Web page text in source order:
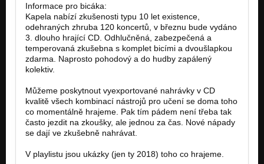
Informace pro bicáka:
Kapela nabízí zkušenosti typu 10 let existence,
odehraných zhruba 120 koncertů, v březnu bude vydáno
3. dlouho hrající CD. Odhlučněná, zabezpečená a
temperovaná zkušebna s komplet bicími a dvoušlapkou
zdarma. Naprosto pohodový a do hudby zapálený
kolektiv.
Můžeme poskytnout vyexportované nahrávky v CD
kvalitě všech kombinací nástrojů pro učení se doma toho
co momentálně hrajeme. Pak tím pádem není třeba tak
často jezdit na zkoušky, ale jednou za čas. Nové nápady
se dají ve zkušebně nahrávat.
V playlistu jsou ukázky (jen ty 2018) toho co hrajeme.